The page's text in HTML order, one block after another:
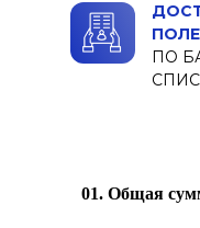
ПО
01. Общая